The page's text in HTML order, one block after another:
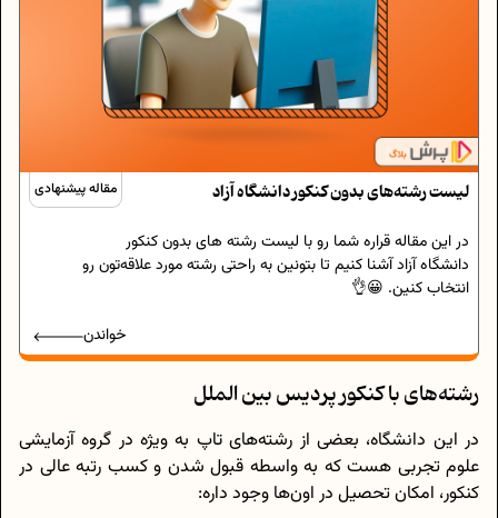
مقاله پیشنهادی لیست رشته‌های بدون کنکور دانشگاه آزاد
در این مقاله قراره شما رو با لیست رشته های بدون کنکور
دانشگاه آزاد آشنا کنیم تا بتونین به راحتی رشته مورد علاقه‌تون رو
انتخاب کنین. 😀👌
خواندن
رشته‌های با کنکور پردیس بین الملل
در این دانشگاه، بعضی از رشته‌های تاپ به ویژه در گروه آزمایشی
علوم تجربی هست که به واسطه قبول شدن و کسب رتبه عالی در
کنکور، امکان تحصیل در اون‌ها وجود داره: